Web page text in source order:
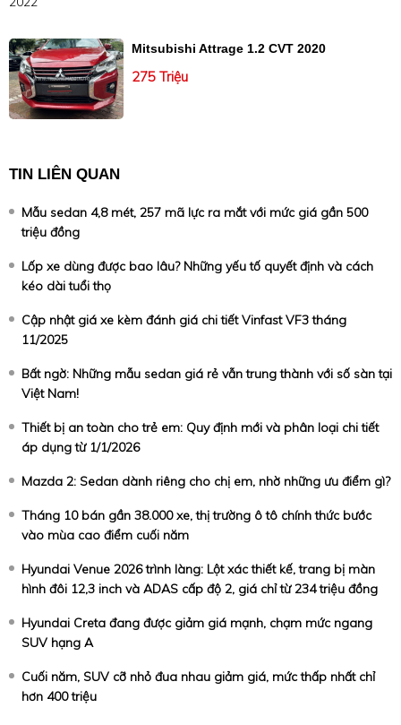
Mitsubishi Attrage 1.2 CVT 2020
275 Triệu
TIN LIÊN QUAN
Mẫu sedan 4,8 mét, 257 mã lực ra mắt với mức giá gần 500
triệu đồng
Lốp xe dùng được bao lâu? Những yếu tố quyết định và cách
kéo dài tuổi thọ
Cập nhật giá xe kèm đánh giá chi tiết Vinfast VF3 tháng
11/2025
Bất ngờ: Những mẫu sedan giá rẻ vẫn trung thành với số sàn tại
Việt Nam!
Thiết bị an toàn cho trẻ em: Quy định mới và phân loại chi tiết
áp dụng từ 1/1/2026
Mazda 2: Sedan dành riêng cho chị em, nhờ những ưu điểm gì?
Tháng 10 bán gần 38.000 xe, thị trường ô tô chính thức bước
vào mùa cao điểm cuối năm
Hyundai Venue 2026 trình làng: Lột xác thiết kế, trang bị màn
hình đôi 12,3 inch và ADAS cấp độ 2, giá chỉ từ 234 triệu đồng
Hyundai Creta đang được giảm giá mạnh, chạm mức ngang
SUV hạng A
Cuối năm, SUV cỡ nhỏ đua nhau giảm giá, mức thấp nhất chỉ
hơn 400 triệu